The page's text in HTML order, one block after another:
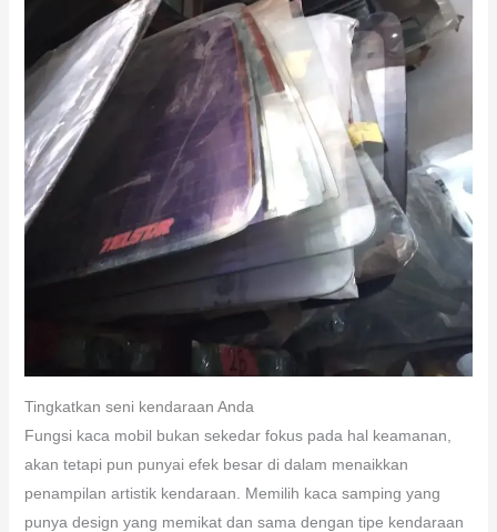
Tingkatkan seni kendaraan Anda
Fungsi kaca mobil bukan sekedar fokus pada hal keamanan,
akan tetapi pun punyai efek besar di dalam menaikkan
penampilan artistik kendaraan. Memilih kaca samping yang
punya design yang memikat dan sama dengan tipe kendaraan